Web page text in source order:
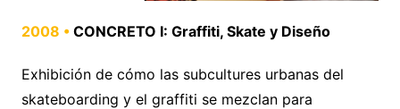
2008 • CONCRETO I: Graffiti, Skate y Diseño
Exhibición de cómo las subcultures urbanas del
skateboarding y el graffiti se mezclan para